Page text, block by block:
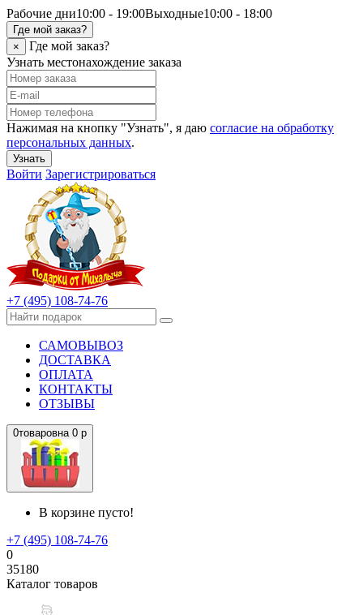
Рабочие дни10:00 - 19:00Выходные10:00 - 18:00
Где мой заказ?
×
Где мой заказ?
Узнать местонахождение заказа
Нажимая на кнопку "Узнать", я даю согласие на обработку
персональных данных.
Узнать
Войти Зарегистрироваться
+7 (495) 108-74-76
САМОВЫВОЗ
ДОСТАВКА
ОПЛАТА
КОНТАКТЫ
ОТЗЫВЫ
0товаровна 0 р
В корзине пусто!
+7 (495) 108-74-76
0
35180
Каталог товаров